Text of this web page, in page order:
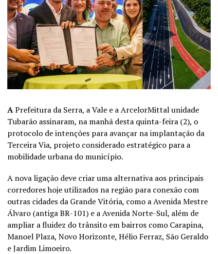
APrefeitura da Serra, a Vale e a ArcelorMittal unidade
Tubarão assinaram, na manhã desta quinta-feira (2), o
protocolo de intenções para avançar na implantação da
Terceira Via, projeto considerado estratégico para a
mobilidade urbana do município.
A nova ligação deve criar uma alternativa aos principais
corredores hoje utilizados na região para conexão com
outras cidades da Grande Vitória, como a Avenida Mestre
Álvaro (antiga BR-101) e a Avenida Norte-Sul, além de
ampliar a fluidez do trânsito em bairros como Carapina,
Manoel Plaza, Novo Horizonte, Hélio Ferraz, São Geraldo
e Jardim Limoeiro.